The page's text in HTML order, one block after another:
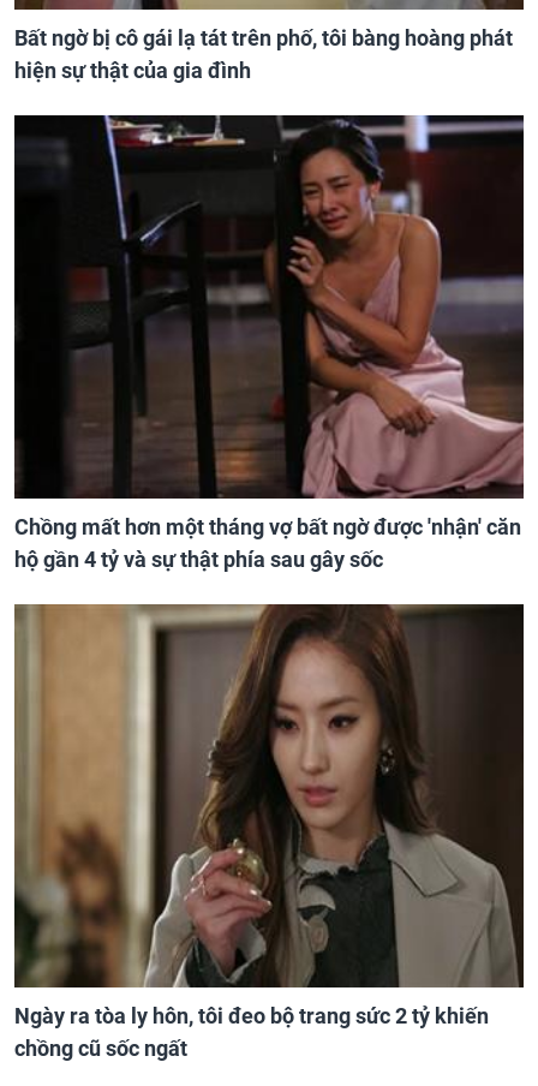
Bất ngờ bị cô gái lạ tát trên phố, tôi bàng hoàng phát
hiện sự thật của gia đình
Chồng mất hơn một tháng vợ bất ngờ được 'nhận' căn
hộ gần 4 tỷ và sự thật phía sau gây sốc
Ngày ra tòa ly hôn, tôi đeo bộ trang sức 2 tỷ khiến
chồng cũ sốc ngất